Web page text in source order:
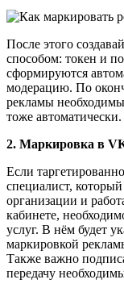
После этого
способом: токен и
сформируются
модерацию. По
рекламы
тоже автоматически.
2. Маркировка в
Если
специалист,
организации и
кабинете,
услуг. В нём будет
маркировкой
Также важно
передачу